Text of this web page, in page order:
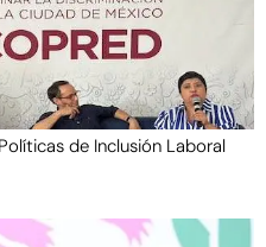
de Inclusión Laboral